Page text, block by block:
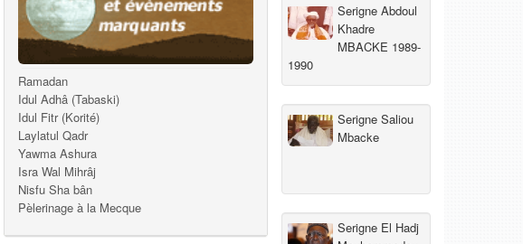
Ramadan
Idul Adhâ (Tabaski)
Idul Fitr (Korité)
Laylatul Qadr
Yawma Ashura
Isra Wal Mihrâj
Nisfu Sha bân
Pèlerinage à la Mecque
Serigne Abdoul
Khadre
MBACKE 1989-
1990
Serigne Saliou
Mbacke
Serigne El Hadj